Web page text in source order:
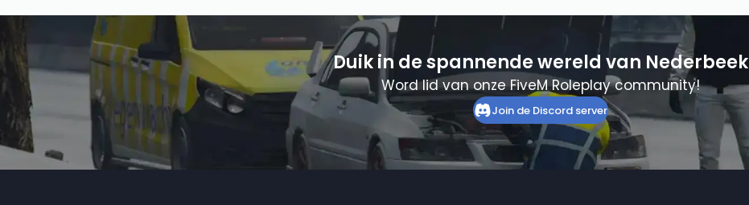
Duik in de spannende wereld van Nederbeek
Word lid van onze FiveM Roleplay community!
Join de Discord server